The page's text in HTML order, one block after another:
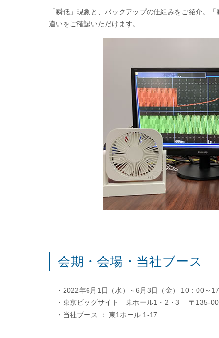
「瞬低」現象と、バックアップの仕組みをご紹介。
違いをご確認いただけます。
会期・会場・当社ブース
・2022年6月1日（水）～6月3日（金） 10：00～
・東京ビッグサイト 東ホール1・2・3 〒135-
・当社ブース ： 東1ホール 1-17